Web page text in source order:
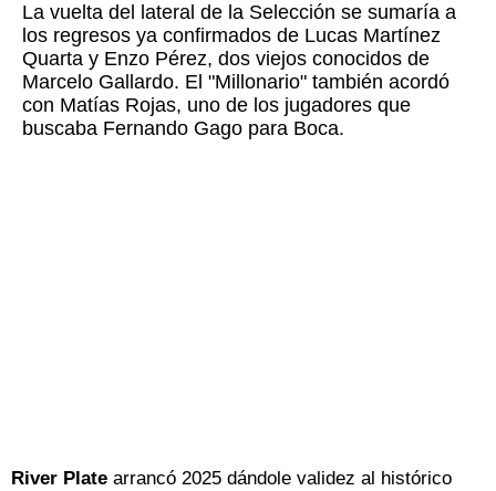
La vuelta del lateral de la Selección se sumaría a
los regresos ya confirmados de Lucas Martínez
Quarta y Enzo Pérez, dos viejos conocidos de
Marcelo Gallardo. El "Millonario" también acordó
con Matías Rojas, uno de los jugadores que
buscaba Fernando Gago para Boca.
River Plate arrancó 2025 dándole validez al histórico